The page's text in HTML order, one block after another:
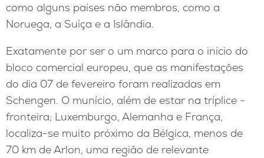
como alguns países não membros, como a
Noruega, a Suíça e a Islândia.
Exatamente por ser o um marco para o início do
bloco comercial europeu, que as manifestações
do dia 07 de fevereiro foram realizadas em
Schengen. O munício, além de estar na tríplice -
fronteira; Luxemburgo, Alemanha e França,
localiza-se muito próximo da Bélgica, menos de
70 km de Arlon, uma região de relevante